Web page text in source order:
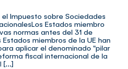
Impuesto sobre Sociedades
Estados miembro
normas antes del 31 de
miembros de la UE han
aplicar el denominado "pilar
fiscal internacional de la
[...]